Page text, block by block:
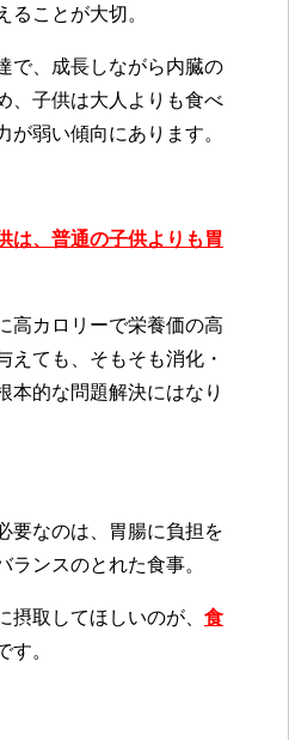
ることが大切。
で、成長しながら内臓の
、子供は大人よりも食べ
が弱い傾向にあります。
は、普通の子供よりも胃
高カロリーで栄養価の高
えても、そもそも消化・
本的な問題解決にはなり
要なのは、胃腸に負担を
ランスのとれた食事。
摂取してほしいのが、 食
す。